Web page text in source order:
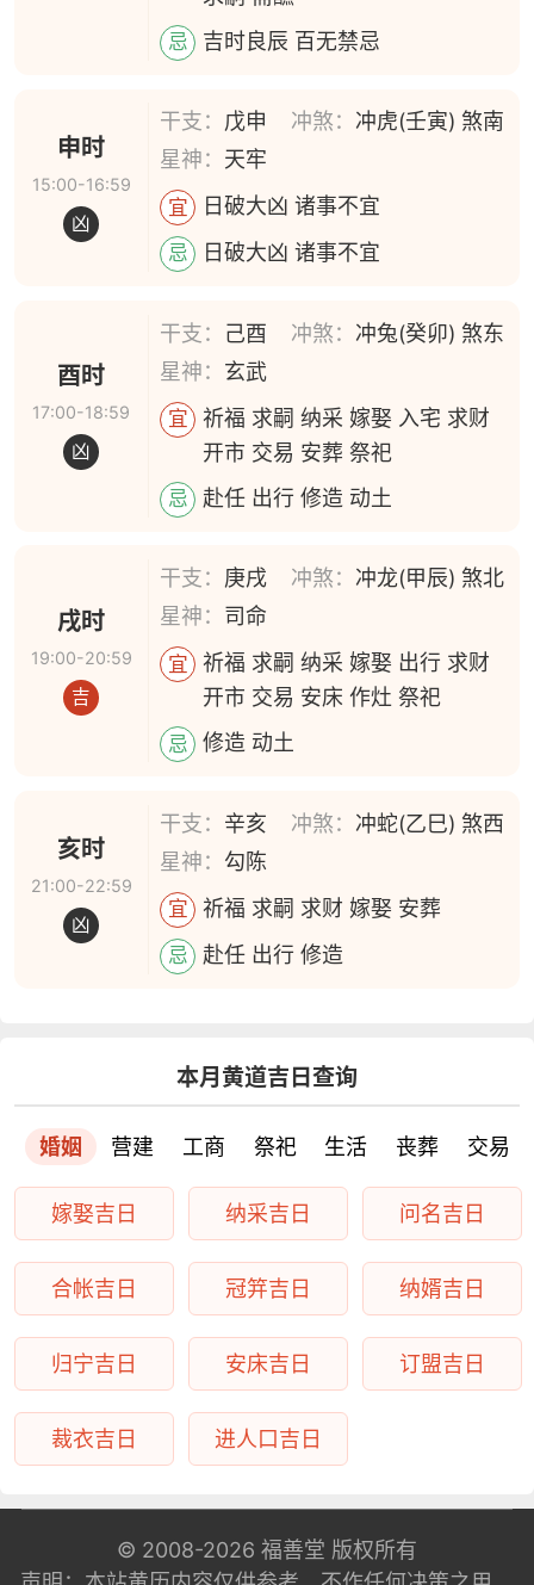
忌 吉时良辰 百无禁忌
申时
15:00-16:59
凶
干支： 戊申 冲煞： 冲虎(壬寅) 煞南
星神： 天牢
宜 日破大凶 诸事不宜
忌 日破大凶 诸事不宜
酉时
17:00-18:59
凶
干支： 己酉 冲煞： 冲兔(癸卯) 煞东
星神： 玄武
宜
祈福 求嗣 纳采 嫁娶 入宅 求财
开市 交易 安葬 祭祀
忌 赴任 出行 修造 动土
戌时
19:00-20:59
吉
干支： 庚戌 冲煞： 冲龙(甲辰) 煞北
星神： 司命
宜
祈福 求嗣 纳采 嫁娶 出行 求财
开市 交易 安床 作灶 祭祀
忌 修造 动土
亥时
21:00-22:59
凶
干支： 辛亥 冲煞： 冲蛇(乙巳) 煞西
星神： 勾陈
宜 祈福 求嗣 求财 嫁娶 安葬
忌 赴任 出行 修造
本月黄道吉日查询
婚姻 营建 工商 祭祀 生活 丧葬 交易
嫁娶吉日 纳采吉日 问名吉日
合帐吉日 冠笄吉日 纳婿吉日
归宁吉日 安床吉日 订盟吉日
裁衣吉日 进人口吉日
© 2008-2026 福善堂 版权所有